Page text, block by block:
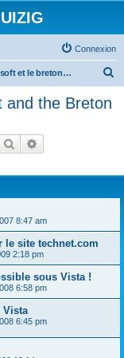
Connexion
Microsoft et le breton - Microsoft and the Breton language
and the Breton
Rechercher
8:47 am
le site technet.com
2:18 pm
sous Vista !
6:58 pm
Vista
6:45 pm